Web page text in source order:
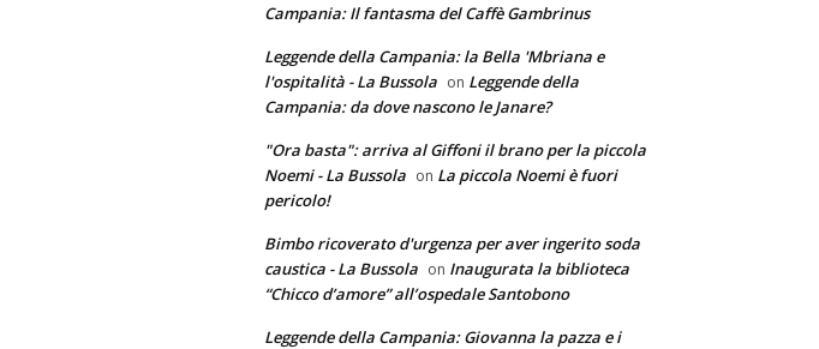
Campania: Il fantasma del Caffè Gambrinus
Leggende della Campania: la Bella 'Mbriana e
l'ospitalità - La Bussola on Leggende della
Campania: da dove nascono le Janare?
"Ora basta": arriva al Giffoni il brano per la piccola
Noemi - La Bussola on La piccola Noemi è fuori
pericolo!
Bimbo ricoverato d'urgenza per aver ingerito soda
caustica - La Bussola on Inaugurata la biblioteca
“Chicco d’amore” all’ospedale Santobono
Leggende della Campania: Giovanna la pazza e i